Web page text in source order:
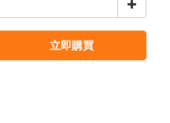
立即購買